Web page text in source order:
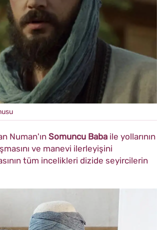
Numan'ın Somuncu Baba ile yollarının
ve manevi ilerleyişini
tüm incelikleri dizide seyircilerin